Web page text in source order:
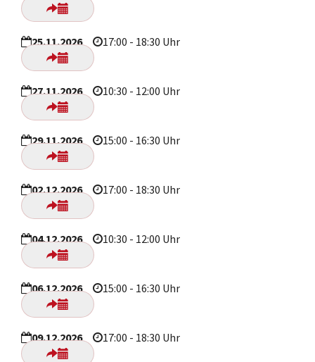
25.11.2026 17:00 - 18:30 Uhr
27.11.2026 10:30 - 12:00 Uhr
29.11.2026 15:00 - 16:30 Uhr
02.12.2026 17:00 - 18:30 Uhr
04.12.2026 10:30 - 12:00 Uhr
06.12.2026 15:00 - 16:30 Uhr
09.12.2026 17:00 - 18:30 Uhr